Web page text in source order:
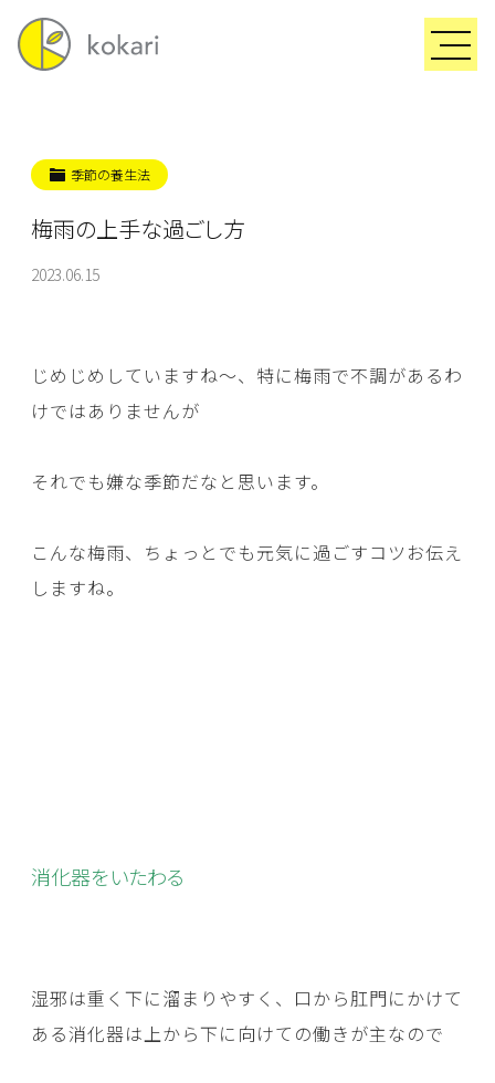
季節の養生法
梅雨の上手な過ごし方
2023.06.15
じめじめしていますね～、特に梅雨で不調があるわ
けではありませんが
それでも嫌な季節だなと思います。
こんな梅雨、ちょっとでも元気に過ごすコツお伝え
しますね。
消化器をいたわる
湿邪は重く下に溜まりやすく、口から肛門にかけて
ある消化器は上から下に向けての働きが主なので